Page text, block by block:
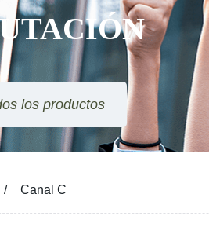
los productos
Canal C